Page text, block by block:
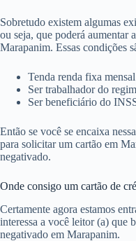
Sobretudo existem algumas
ou seja, que poderá aumentar
Marapanim. Essas condições
Tenda renda fixa
Ser trabalhador do
Ser beneficiário do
Então se você se encaixa
para solicitar um cartão em
negativado.
Onde consigo um cartão de
Certamente agora estamos
interessa a você leitor (a) que
negativado em Marapanim.